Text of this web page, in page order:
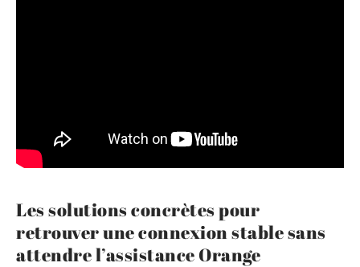
Les solutions concrètes pour
retrouver une connexion stable sans
attendre l’assistance Orange